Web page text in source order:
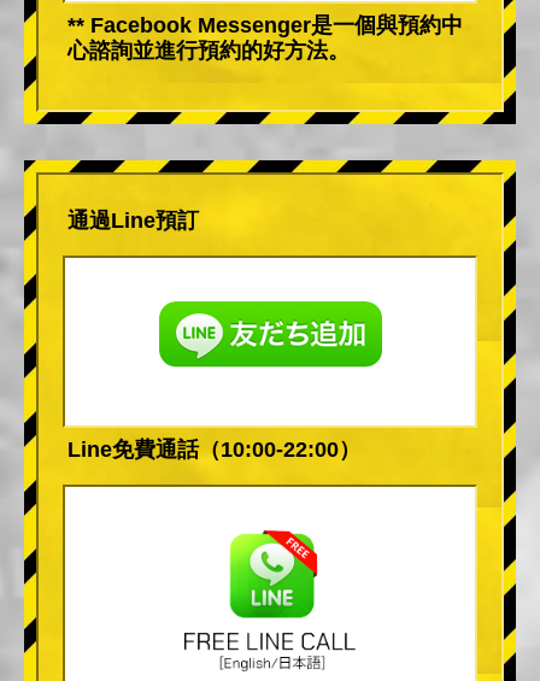
** Facebook Messenger是一個與預約中
心諮詢並進行預約的好方法。
通過Line預訂
Line免費通話（10:00-22:00）